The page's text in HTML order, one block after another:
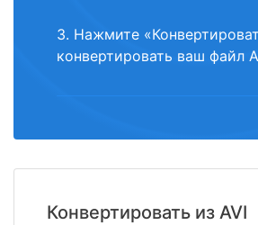
3. Нажмите
конвертировать ваш файл
Конвертировать из AVI